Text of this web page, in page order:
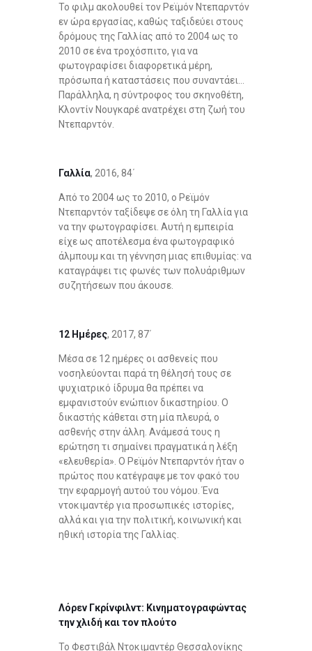
Το φιλμ ακολουθεί τον Ρεϊμόν Ντεπαρντόν
εν ώρα εργασίας, καθώς ταξιδεύει στους
δρόμους της Γαλλίας από το 2004 ως το
2010 σε ένα τροχόσπιτο, για να
φωτογραφίσει διαφορετικά μέρη,
πρόσωπα ή καταστάσεις που συναντάει…
Παράλληλα, η σύντροφος του σκηνοθέτη,
Κλοντίν Νουγκαρέ ανατρέχει στη ζωή του
Ντεπαρντόν.
Γαλλία, 2016, 84΄
Από το 2004 ως το 2010, ο Ρεϊμόν
Ντεπαρντόν ταξίδεψε σε όλη τη Γαλλία για
να την φωτογραφίσει. Αυτή η εμπειρία
είχε ως αποτέλεσμα ένα φωτογραφικό
άλμπουμ και τη γέννηση μιας επιθυμίας: να
καταγράψει τις φωνές των πολυάριθμων
συζητήσεων που άκουσε.
12 Ημέρες, 2017, 87΄
Μέσα σε 12 ημέρες οι ασθενείς που
νοσηλεύονται παρά τη θέλησή τους σε
ψυχιατρικό ίδρυμα θα πρέπει να
εμφανιστούν ενώπιον δικαστηρίου. Ο
δικαστής κάθεται στη μία πλευρά, ο
ασθενής στην άλλη. Ανάμεσά τους η
ερώτηση τι σημαίνει πραγματικά η λέξη
«ελευθερία». Ο Ρεϊμόν Ντεπαρντόν ήταν ο
πρώτος που κατέγραψε με τον φακό του
την εφαρμογή αυτού του νόμου. Ένα
ντοκιμαντέρ για προσωπικές ιστορίες,
αλλά και για την πολιτική, κοινωνική και
ηθική ιστορία της Γαλλίας.
Λόρεν Γκρίνφιλντ: Κινηματογραφώντας
την χλιδή και τον πλούτο
Το Φεστιβάλ Ντοκιμαντέρ Θεσσαλονίκης